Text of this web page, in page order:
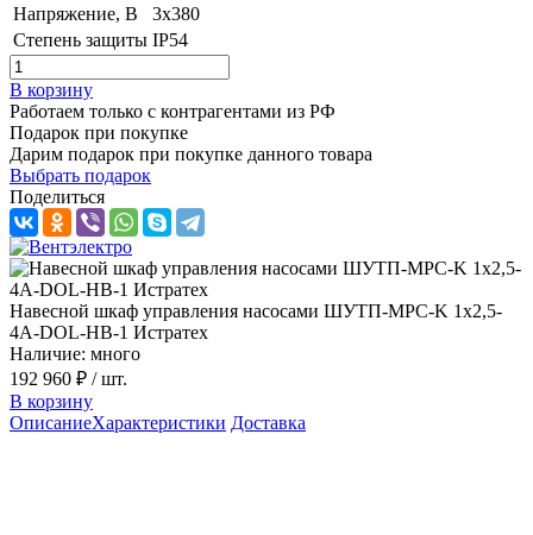
Напряжение, B
3х380
Степень защиты IP54
В корзину
Работаем только с контрагентами из РФ
Подарок при покупке
Дарим подарок при покупке данного товара
Выбрать подарок
Поделиться
Навесной шкаф управления насосами ШУТП-MPC-K 1x2,5-
4A-DOL-НВ-1 Истратех
Наличие: много
192 960 ₽ / шт.
В корзину
ОписаниеХарактеристики Доставка